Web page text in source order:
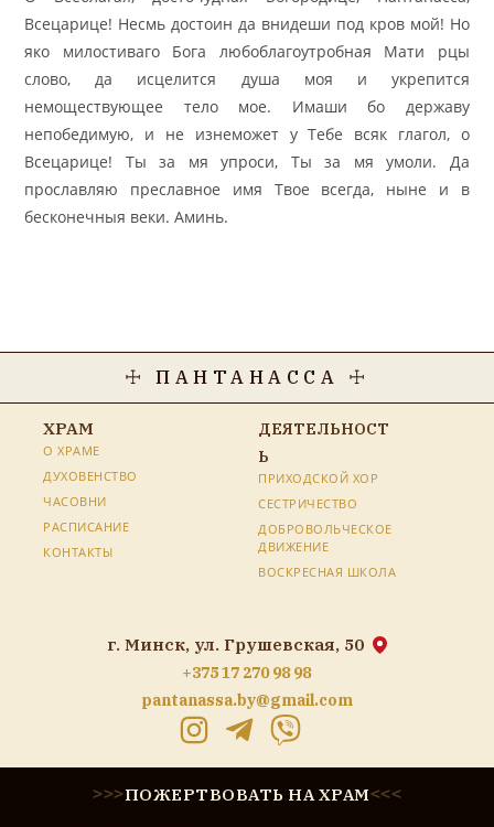
Всецарице! Несмь достоин да внидеши под кров мой! Но
яко милостиваго Бога любоблагоутробная Мати рцы
слово, да исцелится душа моя и укрепится
немоществующее тело мое. Имаши бо державу
непобедимую, и не изнеможет у Тебе всяк глагол, о
Всецарице! Ты за мя упроси, Ты за мя умоли. Да
прославляю преславное имя Твое всегда, ныне и в
бесконечныя веки. Аминь.
☩ ПАНТАНАССА ☩
ХРАМ
О ХРАМЕ
ДУХОВЕНСТВО
ЧАСОВНИ
РАСПИСАНИЕ
КОНТАКТЫ
ДЕЯТЕЛЬНОСТ
Ь
ПРИХОДСКОЙ ХОР
СЕСТРИЧЕСТВО
ДОБРОВОЛЬЧЕСКОЕ
ДВИЖЕНИЕ
ВОСКРЕСНАЯ ШКОЛА
г. Минск, ул. Грушевская, 50
+375 17 270 98 98
pantanassa.by@gmail.com
>>>ПОЖЕРТВОВАТЬ НА ХРАМ<<<